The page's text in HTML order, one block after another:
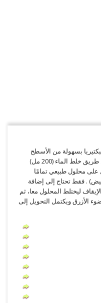
بسهولة من الأسطح
باستخدام الماء المعقم كهربائيا. يعمل عن طريق خلط الماء (200 مل)
(10 جم) للحصول على محلول طبيعي تمامًا
من المبيض) . فقط تحتاج إلى إضافة
ليختلط المحلول معا، ثم
الضوء الأزرق ويكتمل التحويل إلى